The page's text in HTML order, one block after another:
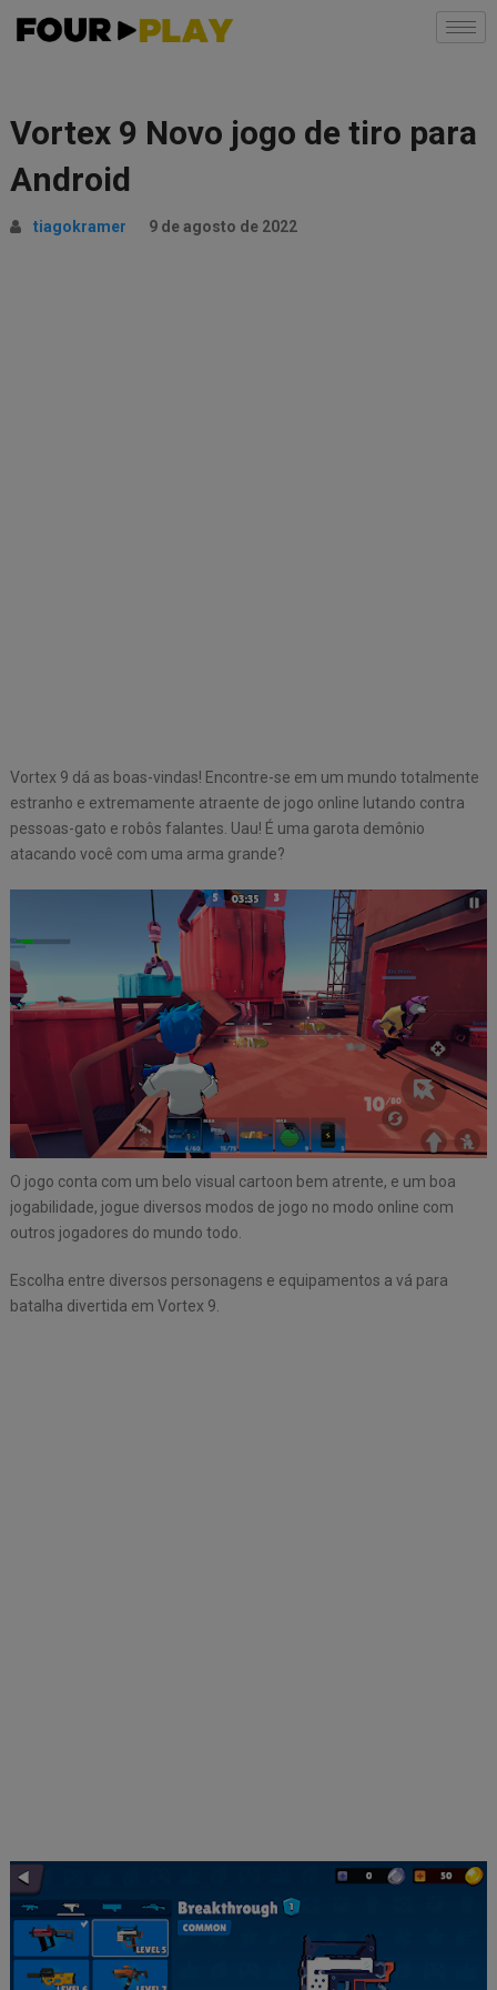
Vortex 9 Novo jogo de tiro para
Android
tiagokramer 9 de agosto de 2022
Vortex 9 dá as boas-vindas! Encontre-se em um mundo totalmente
estranho e extremamente atraente de jogo online lutando contra
pessoas-gato e robôs falantes. Uau! É uma garota demônio
atacando você com uma arma grande?
O jogo conta com um belo visual cartoon bem atrente, e um boa
jogabilidade, jogue diversos modos de jogo no modo online com
outros jogadores do mundo todo.
Escolha entre diversos personagens e equipamentos a vá para
batalha divertida em Vortex 9.